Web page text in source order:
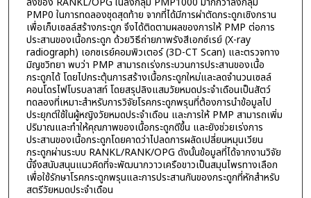
PMP0 ในการทดลองชุดสุดท้าย จากที่ได้มีการผ่าตัดกระดูกเชิงกราน
เพื่อเก็บเซลล์สร้างกระดูก จึงได้ติดตามผลของการให้ PMP ต่อการ
ประสานของเนื้อกระดูก ด้วยวิธีถ่ายภาพรังสีเอกซ์เรย์ (X-ray
radiograph) เอกซเรย์คอมพิวเตอร์ (3D-CT Scan) และตรวจทาง
มิญชวิทยา พบว่า PMP สามารถเร่งกระบวนการประสานของเนื้อ
กระดูกได้ โดยไปกระตุ้นการสร้างเนื้อกระดูกใหม่และลดจำนวนเซลล์
คอนโดรไฟโบรบลาสท์ โดยสรุปลิงแสมวัยหมดประจำเดือนเป็นสัตว์
ทดลองที่เหมาะสำหรับการวิจัยโรคกระดูกพรุนที่ต้องการนำข้อมูลไป
ประยุกต์ใช้ในผู้หญิงวัยหมดประจำเดือน และการให้ PMP สามารถเพิ่ม
ปริมาณและทำให้คุณภาพของเนื้อกระดูกดีขึ้น และยังช่วยเร่งการ
ประสานของเนื้อกระดูกโดยคาดว่าไปลดการผลัดเปลี่ยนหมุนเวียน
กระดูกผ่านระบบ RANKL/RANK/OPG ดังนั้นข้อมูลที่ได้จากงานวิจัย
นี้จึงสนับสนุนแนวคิดที่จะพัฒนากวาวเครือขาวเป็นสมุนไพรทางเลือก
เพื่อใช้รักษาโรคกระดูกพรุนและการประสานกันของกระดูกที่หักสำหรับ
สตรีวัยหมดประจำเดือน